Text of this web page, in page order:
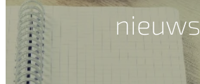
nieuws